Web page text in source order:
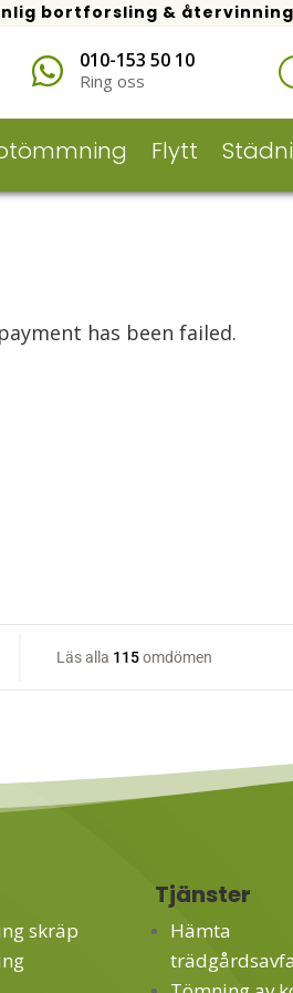
bortforsling &
 010-153 50 10
Ring oss
Flytt
has been failed.
skräp
Tjänster
Hämta